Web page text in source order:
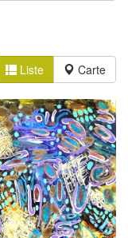
Liste Carte